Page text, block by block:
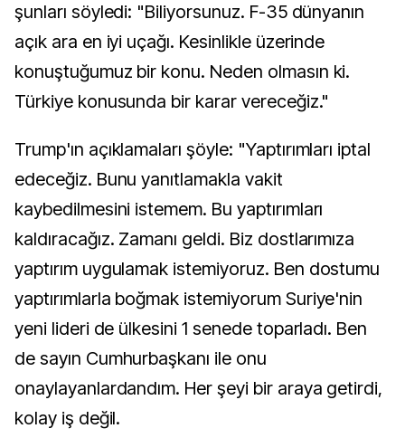
şunları söyledi: "Biliyorsunuz. F-35 dünyanın
açık ara en iyi uçağı. Kesinlikle üzerinde
konuştuğumuz bir konu. Neden olmasın ki.
Türkiye konusunda bir karar vereceğiz."
Trump'ın açıklamaları şöyle: "Yaptırımları iptal
edeceğiz. Bunu yanıtlamakla vakit
kaybedilmesini istemem. Bu yaptırımları
kaldıracağız. Zamanı geldi. Biz dostlarımıza
yaptırım uygulamak istemiyoruz. Ben dostumu
yaptırımlarla boğmak istemiyorum Suriye'nin
yeni lideri de ülkesini 1 senede toparladı. Ben
de sayın Cumhurbaşkanı ile onu
onaylayanlardandım. Her şeyi bir araya getirdi,
kolay iş değil.